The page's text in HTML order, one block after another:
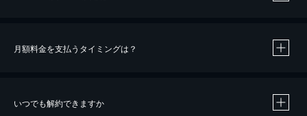
※40％ポイント還元の対象は、クレジットカード決済による作品の購入 / レンタルです。
月額料金を支払うタイミングは？
いつでも解約できますか